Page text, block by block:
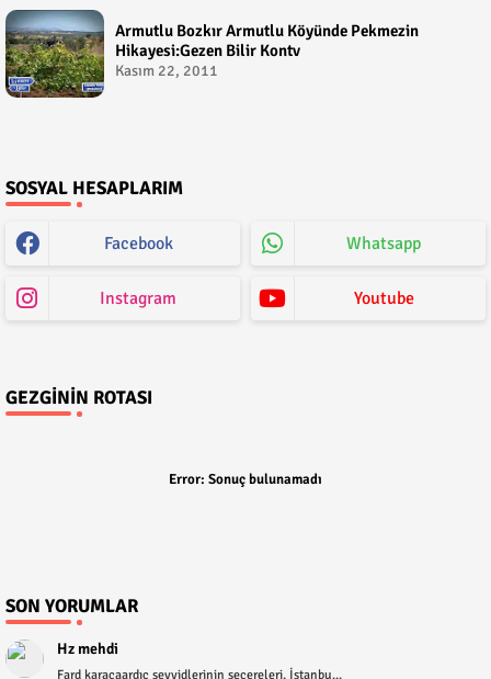
Armutlu Bozkır Armutlu Köyünde Pekmezin
Hikayesi:Gezen Bilir Kontv
Kasım 22, 2011
SOSYAL HESAPLARIM
Facebook Whatsapp
Instagram Youtube
GEZGININ ROTASI
Error: Sonuç bulunamadı
SON YORUMLAR
Hz mehdi
Fard karacaardıç seyyidlerinin secereleri, İstanbu...